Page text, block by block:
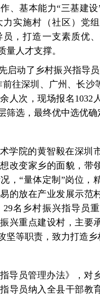
、基本能力“三基建
实施村（社区）党
，打造一支素质优
量人才支撑。
启动了乡村振兴指导
往深圳、广州、长沙
人次，现场报名1032
选，最终优中选优确
学院的黄智毅在深圳
改变家乡的面貌，带
，“量体定制”岗位，
的放在产业发展示范
名乡村振兴指导员
兴重点建设村，主要
坚等职责，致力打造乡
导员管理办法》，对
导员纳入全县干部教